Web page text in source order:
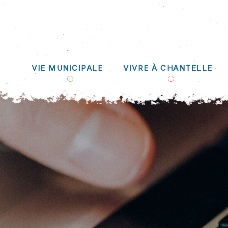
VIE MUNICIPALE VIVRE À CHANTELLE